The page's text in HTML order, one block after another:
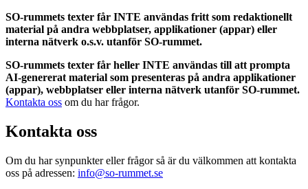
SO-rummets texter får INTE användas fritt som redaktionellt
material på andra webbplatser, applikationer (appar) eller
interna nätverk o.s.v. utanför SO-rummet.
SO-rummets texter får heller INTE användas till att prompta
AI-genererat material som presenteras på andra applikationer
(appar), webbplatser eller interna nätverk utanför SO-rummet.
Kontakta oss om du har frågor.
Kontakta oss
Om du har synpunkter eller frågor så är du välkommen att kontakta
oss på adressen: info@so-rummet.se